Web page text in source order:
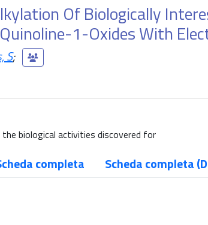
Of Biologically
1-Oxides With
S;
biological activities discovered for
completa Scheda completa